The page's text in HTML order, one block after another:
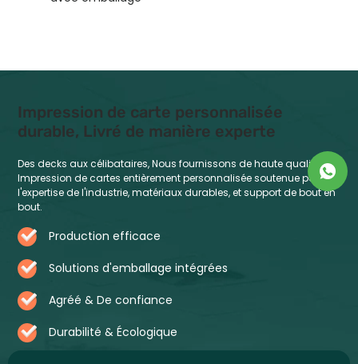
Impression de carte personnalisée
durable, Livré de manière experte
Des decks aux célibataires, Nous fournissons de haute qualité,
Impression de cartes entièrement personnalisée soutenue par
l'expertise de l'industrie, matériaux durables, et support de bout en
bout.
Production efficace
Solutions d'emballage intégrées
Agréé & De confiance
Durabilité & Écologique